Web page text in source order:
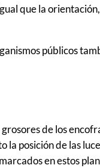
que la
públicos
de los
posición de las
en estos